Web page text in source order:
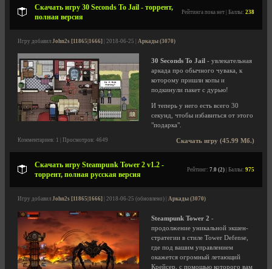
Скачать игру 30 Seconds To Jail - торрент,
полная версия
Рейтинга пока нет | Баллы: 238
Игру добавил John2s [11865|1666] | 2018-06-25 | Аркады (3070)
30 Seconds To Jail - увлекательная
аркада про обычного чувака, к
которому пришли копы и
подкинули пакет с дурью!
И теперь у него есть всего 30
секунд, чтобы избавиться от этого
"подарка".
Скачать игру (45.99 Мб.)
Комментариев: 1 | Просмотров: 4649
Скачать игру Steampunk Tower 2 v1.2 -
торрент, полная русская версия
Рейтинг: 7.0 (2) | Баллы: 975
Игру добавил John2s [11865|1666] | 2018-06-25 (обновлено) | Аркады (3070)
Steampunk Tower 2 -
продолжение уникальной экшен-
стратегии в стиле Tower Defense,
где под вашим управлением
окажется огромный летающий
Крейсер, с помощью которого вам